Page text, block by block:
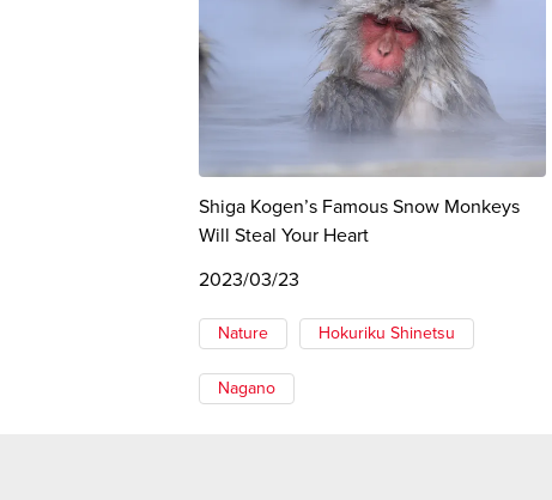
Shiga Kogen’s Famous Snow Monkeys
Will Steal Your Heart
2023/03/23
Nature Hokuriku Shinetsu
Nagano